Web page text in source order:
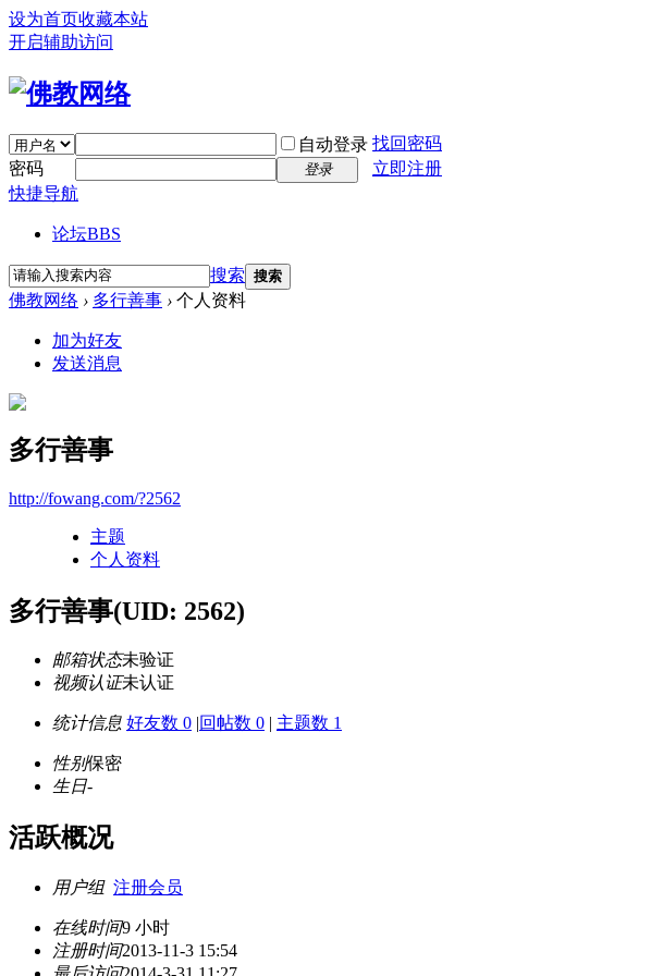
设为首页收藏本站
开启辅助访问
自动登录 找回密码
密码
登录
立即注册
快捷导航
论坛BBS
搜索 搜索
佛教网络 › 多行善事 › 个人资料
加为好友
发送消息
多行善事
http://fowang.com/?2562
主题
个人资料
多行善事(UID: 2562)
邮箱状态未验证
视频认证未认证
统计信息 好友数 0 |回帖数 0 | 主题数 1
性别保密
生日-
活跃概况
用户组 注册会员
在线时间9 小时
注册时间2013-11-3 15:54